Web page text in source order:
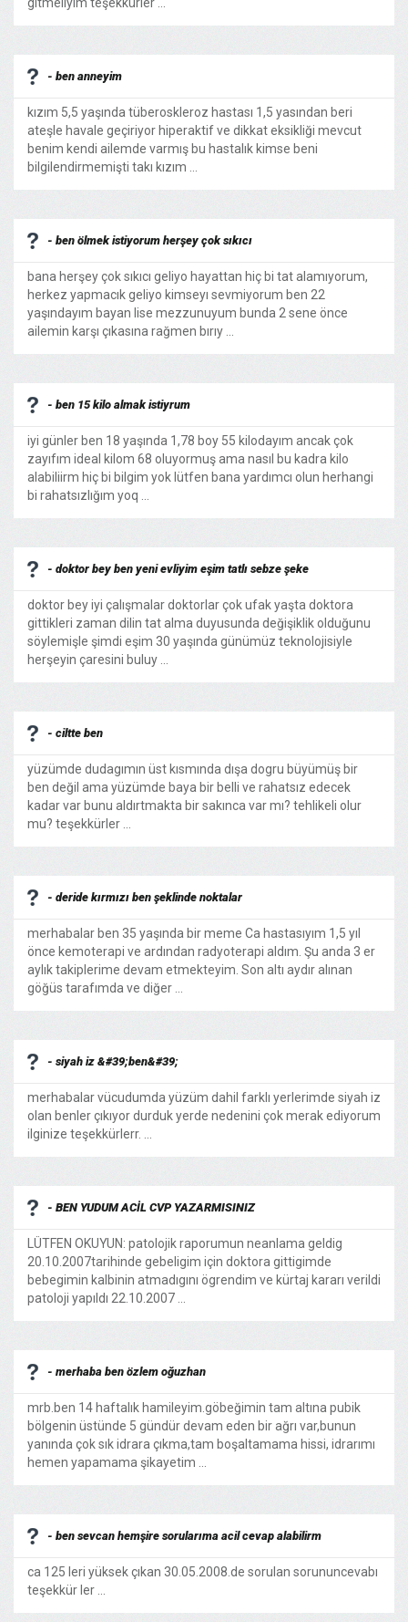
- ben anneyim
kızım 5,5 yaşında tüberoskleroz hastası 1,5 yasından beri
ateşle havale geçiriyor hiperaktif ve dikkat eksikliği mevcut
benim kendi ailemde varmış bu hastalık kimse beni
bilgilendirmemişti takı kızım ...
- ben ölmek istiyorum herşey çok sıkıcı
bana herşey çok sıkıcı geliyo hayattan hiç bi tat alamıyorum,
herkez yapmacık geliyo kimseyı sevmiyorum ben 22
yaşındayım bayan lise mezzunuyum bunda 2 sene önce
ailemin karşı çıkasına rağmen bırıy ...
- ben 15 kilo almak istiyrum
iyi günler ben 18 yaşında 1,78 boy 55 kilodayım ancak çok
zayıfım ideal kilom 68 oluyormuş ama nasıl bu kadra kilo
alabiliirm hiç bi bilgim yok lütfen bana yardımcı olun herhangi
bi rahatsızlığım yoq ...
- doktor bey ben yeni evliyim eşim tatlı sebze şeke
doktor bey iyi çalışmalar doktorlar çok ufak yaşta doktora
gittikleri zaman dilin tat alma duyusunda değişiklik olduğunu
söylemişle şimdi eşim 30 yaşında günümüz teknolojisiyle
herşeyin çaresini buluy ...
- ciltte ben
yüzümde dudagımın üst kısmında dışa dogru büyümüş bir
ben değil ama yüzümde baya bir belli ve rahatsız edecek
kadar var bunu aldırtmakta bir sakınca var mı? tehlikeli olur
mu? teşekkürler ...
- deride kırmızı ben şeklinde noktalar
merhabalar ben 35 yaşında bir meme Ca hastasıyım 1,5 yıl
önce kemoterapi ve ardından radyoterapi aldım. Şu anda 3 er
aylık takiplerime devam etmekteyim. Son altı aydır alınan
göğüs tarafımda ve diğer ...
- siyah iz &#39;ben&#39;
merhabalar vücudumda yüzüm dahil farklı yerlerimde siyah iz
olan benler çıkıyor durduk yerde nedenini çok merak ediyorum
ilginize teşekkürlerr. ...
- BEN YUDUM ACİL CVP YAZARMISINIZ
LÜTFEN OKUYUN: patolojik raporumun neanlama geldig
20.10.2007tarihinde gebeligim için doktora gittigimde
bebegimin kalbinin atmadıgını ögrendim ve kürtaj kararı verildi
patoloji yapıldı 22.10.2007 ...
- merhaba ben özlem oğuzhan
mrb.ben 14 haftalık hamileyim.göbeğimin tam altına pubik
bölgenin üstünde 5 gündür devam eden bir ağrı var,bunun
yanında çok sık idrara çıkma,tam boşaltamama hissi, idrarımı
hemen yapamama şikayetim ...
- ben sevcan hemşire sorularıma acil cevap alabilirm
ca 125 leri yüksek çıkan 30.05.2008.de sorulan sorununcevabı
teşekkür ler ...